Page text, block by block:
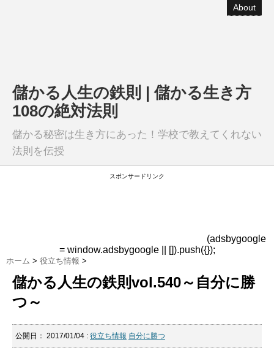
About
儲かる人生の鉄則 | 儲かる生き方
108の絶対法則
儲かる秘密は生き方にあった！学校で教えてくれない
法則を伝授
スポンサードリンク
(adsbygoogle
= window.adsbygoogle || []).push({});
ホーム > 役立ち情報 >
儲かる人生の鉄則vol.540～自分に勝
つ～
公開日： 2017/01/04 : 役立ち情報 自分に勝つ